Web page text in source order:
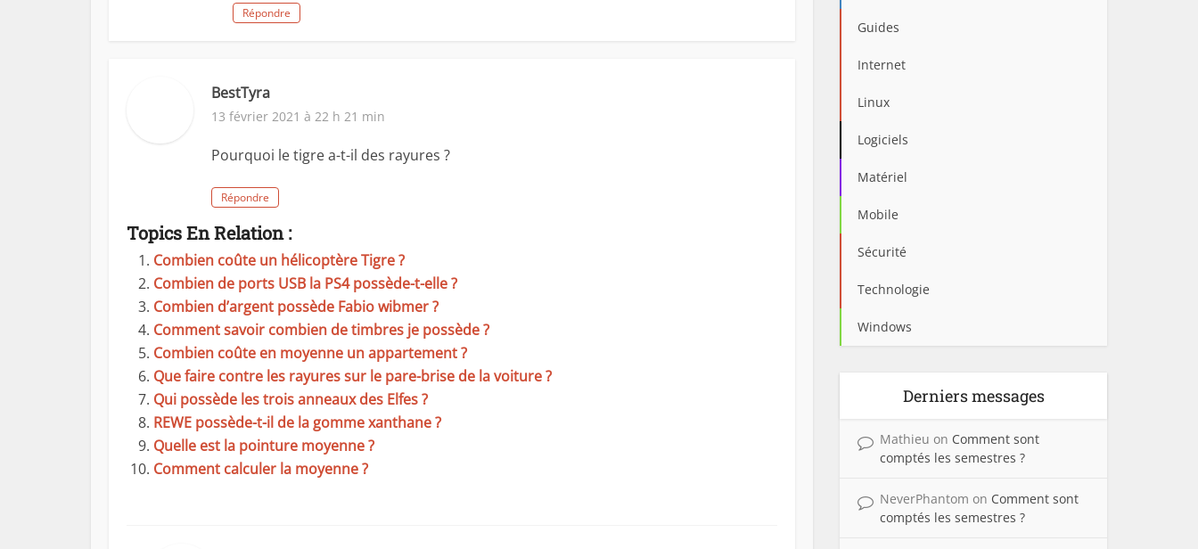
Répondre
BestTyra
13 février 2021 à 22 h 21 min
Pourquoi le tigre a-t-il des rayures ?
Répondre
Topics En Relation :
Combien coûte un hélicoptère Tigre ?
Combien de ports USB la PS4 possède-t-elle ?
Combien d’argent possède Fabio wibmer ?
Comment savoir combien de timbres je possède ?
Combien coûte en moyenne un appartement ?
Que faire contre les rayures sur le pare-brise de la voiture ?
Qui possède les trois anneaux des Elfes ?
REWE possède-t-il de la gomme xanthane ?
Quelle est la pointure moyenne ?
Comment calculer la moyenne ?
Guides
Internet
Linux
Logiciels
Matériel
Mobile
Sécurité
Technologie
Windows
Derniers messages
Mathieu on Comment sont
comptés les semestres ?
NeverPhantom on Comment sont
comptés les semestres ?